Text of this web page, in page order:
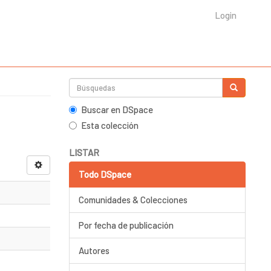
Login
Buscar en DSpace
Esta colección
LISTAR
Todo DSpace
Comunidades & Colecciones
Por fecha de publicación
Autores